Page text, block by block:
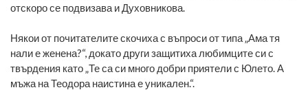
отскоро се подвизава и Духовникова.
Някои от почитателите скочиха с въпроси от типа „Ама тя
нали е женена?“, докато други защитиха любимците си с
твърдения като „Те са си много добри приятели с Юлето. А
мъжа на Теодора наистина е уникален.“.